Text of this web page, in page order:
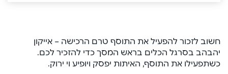
חשוב לזכור להפעיל את התוסף טרם הרכישה – אייקון
יהבהב בסרגל הכלים בראש המסך כדי להזכיר לכם.
כשתפעילו את התוסף, האיתות יפסק ויופיע וי ירוק.